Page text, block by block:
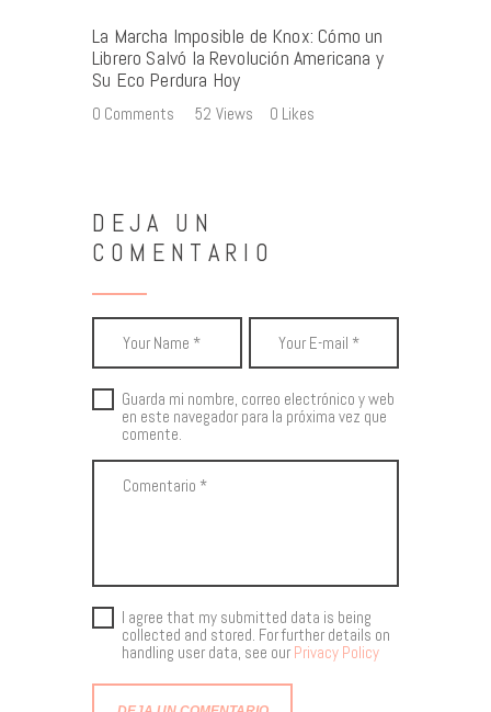
La Marcha Imposible de Knox: Cómo un
Librero Salvó la Revolución Americana y
Su Eco Perdura Hoy
0 Comments 52 Views 0 Likes
DEJA UN
COMENTARIO
Guarda mi nombre, correo electrónico y web
en este navegador para la próxima vez que
comente.
I agree that my submitted data is being
collected and stored. For further details on
handling user data, see our Privacy Policy